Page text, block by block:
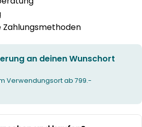
Zahlungsmethoden
an deinen Wunschort
Verwendungsort ab 799.-